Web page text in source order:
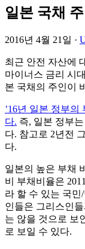
일본 국채
2016년 4월 21일 ·
최근 안전 자산에
마이너스 금리 시
본 국채의 주인이
’16년 일본 정부의
다. 즉, 일본 정부
다. 참고로 2년전
다.
일본의 높은 부채
비 부채비율은
라 할 수 있는 국
인들은 그리스인들
는 않을 것으로 보
로 보일 수 있다.